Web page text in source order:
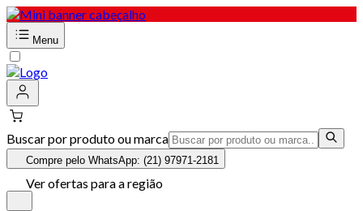
Menu
Buscar por produto ou marca
Compre pelo WhatsApp: (21) 97971-2181
Ver ofertas para a região